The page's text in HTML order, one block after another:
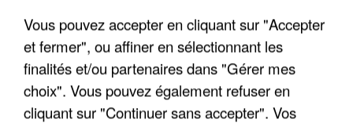
APRÈS TOUTES CES CANICULES, LES REFUGES
DE FAUNE SAUVAGE SONT...
Vous pouvez accepter en cliquant sur "Accepter
et fermer", ou affiner en sélectionnant les
finalités et/ou partenaires dans "Gérer mes
choix". Vous pouvez également refuser en
cliquant sur "Continuer sans accepter". Vos